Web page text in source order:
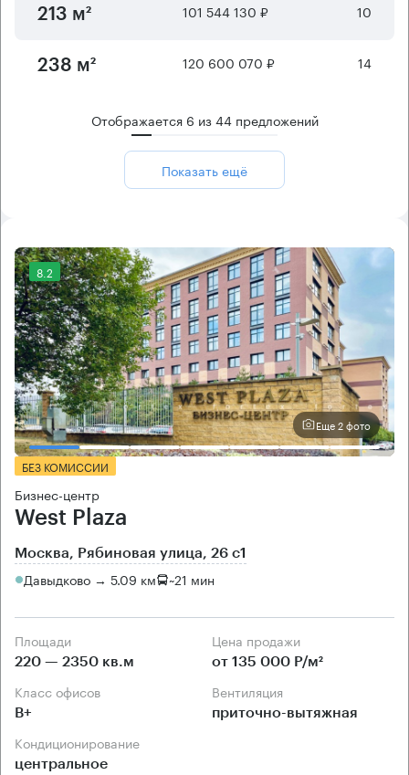
213 м² 101 544 130 ₽ 10
238 м² 120 600 070 ₽ 14
Отображается 6 из44предложений
Показать ещё
8.2
Еще 2 фото
БЕЗ КОМИССИИ
Бизнес-центр
West Plaza
Москва, Рябиновая улица, 26 с1
Давыдково → 5.09 км ~21 мин
Площади
220 — 2350 кв.м
Цена продажи
от 135 000 Р/м²
Класс офисов
B+
Вентиляция
приточно-вытяжная
Кондиционирование
центральное